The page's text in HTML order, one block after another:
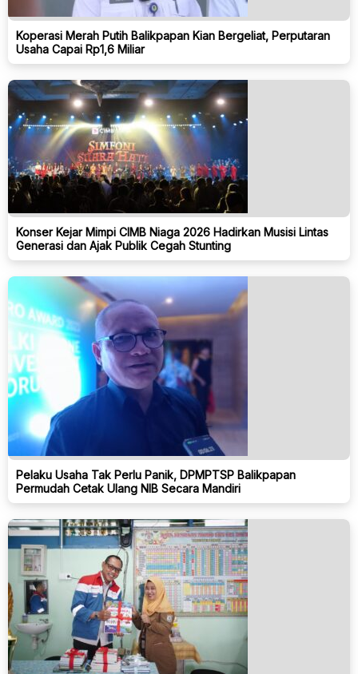
Koperasi Merah Putih Balikpapan Kian Bergeliat, Perputaran
Usaha Capai Rp1,6 Miliar
Konser Kejar Mimpi CIMB Niaga 2026 Hadirkan Musisi Lintas
Generasi dan Ajak Publik Cegah Stunting
Pelaku Usaha Tak Perlu Panik, DPMPTSP Balikpapan
Permudah Cetak Ulang NIB Secara Mandiri